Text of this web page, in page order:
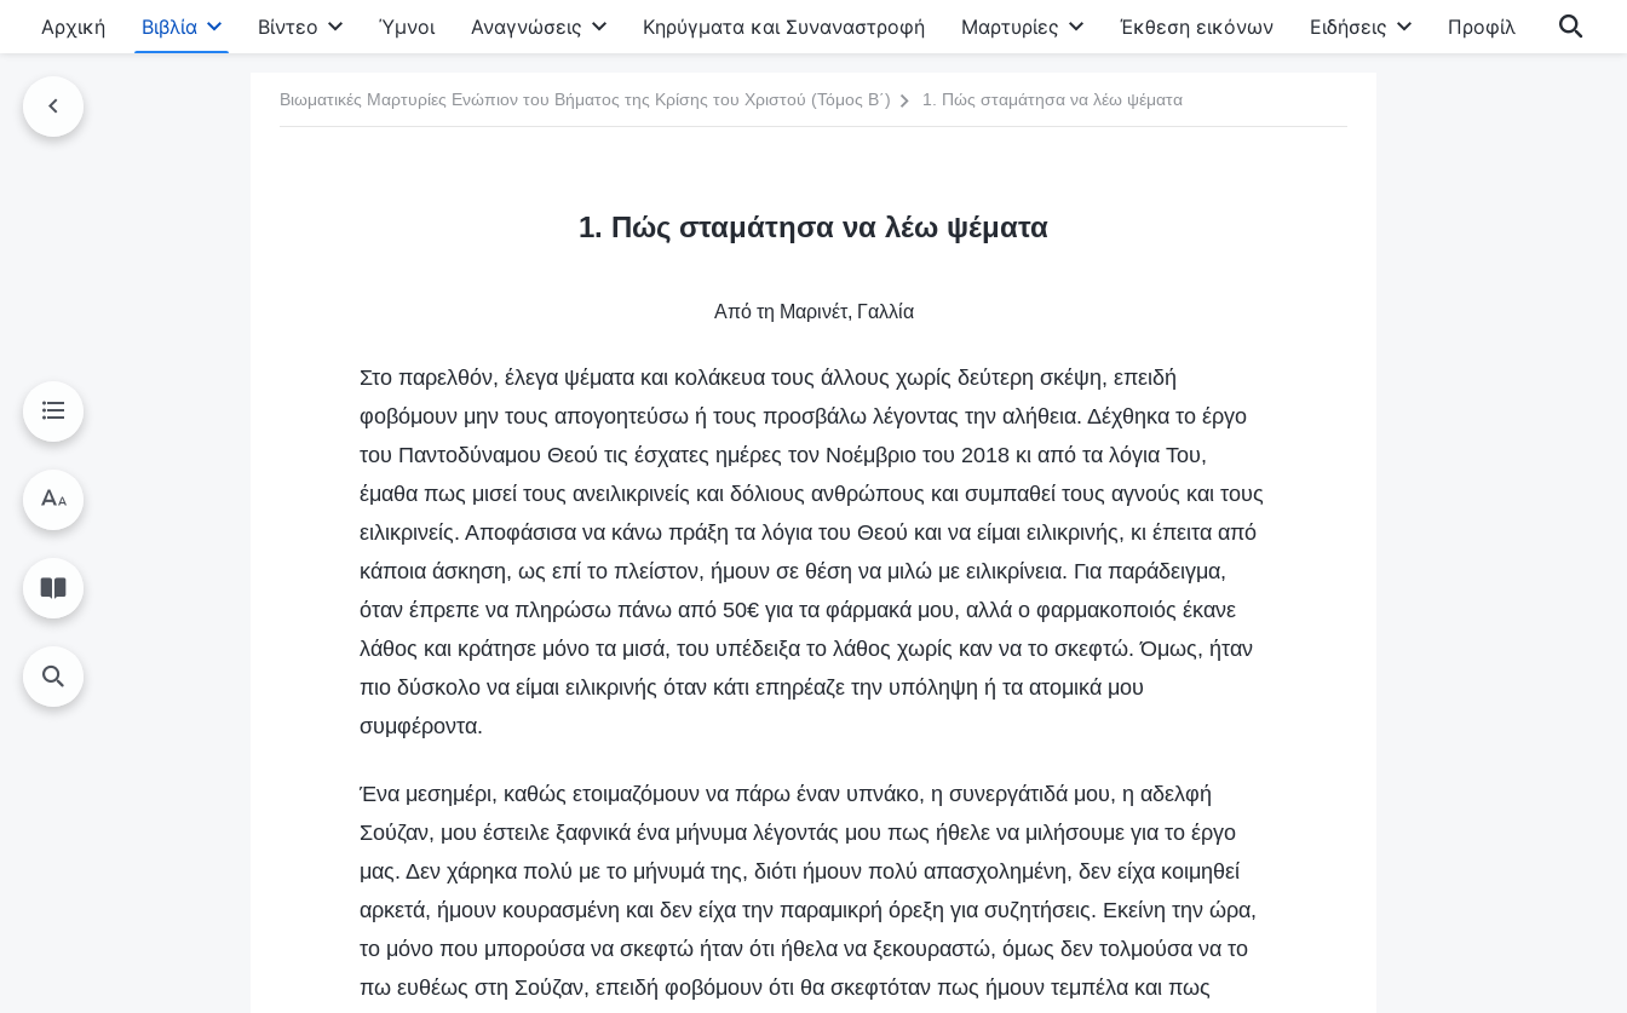
Αρχική Βιβλία Βίντεο Ύμνοι Αναγνώσεις Κηρύγματα και Συναναστροφή Μαρτυρίες Έκθεση εικόνων Ειδήσεις Προφίλ
Βιωματικές Μαρτυρίες Ενώπιον του Βήματος της Κρίσης του Χριστού (Τόμος Β΄) 1. Πώς σταμάτησα να λέω ψέματα
1. Πώς σταμάτησα να λέω ψέματα
Από τη Μαρινέτ, Γαλλία
Στο παρελθόν, έλεγα ψέματα και κολάκευα τους άλλους χωρίς δεύτερη σκέψη, επειδή
φοβόμουν μην τους απογοητεύσω ή τους προσβάλω λέγοντας την αλήθεια. Δέχθηκα το έργο
του Παντοδύναμου Θεού τις έσχατες ημέρες τον Νοέμβριο του 2018 κι από τα λόγια Του,
έμαθα πως μισεί τους ανειλικρινείς και δόλιους ανθρώπους και συμπαθεί τους αγνούς και τους
ειλικρινείς. Αποφάσισα να κάνω πράξη τα λόγια του Θεού και να είμαι ειλικρινής, κι έπειτα από
κάποια άσκηση, ως επί το πλείστον, ήμουν σε θέση να μιλώ με ειλικρίνεια. Για παράδειγμα,
όταν έπρεπε να πληρώσω πάνω από 50€ για τα φάρμακά μου, αλλά ο φαρμακοποιός έκανε
λάθος και κράτησε μόνο τα μισά, του υπέδειξα το λάθος χωρίς καν να το σκεφτώ. Όμως, ήταν
πιο δύσκολο να είμαι ειλικρινής όταν κάτι επηρέαζε την υπόληψη ή τα ατομικά μου
συμφέροντα.
Ένα μεσημέρι, καθώς ετοιμαζόμουν να πάρω έναν υπνάκο, η συνεργάτιδά μου, η αδελφή
Σούζαν, μου έστειλε ξαφνικά ένα μήνυμα λέγοντάς μου πως ήθελε να μιλήσουμε για το έργο
μας. Δεν χάρηκα πολύ με το μήνυμά της, διότι ήμουν πολύ απασχολημένη, δεν είχα κοιμηθεί
αρκετά, ήμουν κουρασμένη και δεν είχα την παραμικρή όρεξη για συζητήσεις. Εκείνη την ώρα,
το μόνο που μπορούσα να σκεφτώ ήταν ότι ήθελα να ξεκουραστώ, όμως δεν τολμούσα να το
πω ευθέως στη Σούζαν, επειδή φοβόμουν ότι θα σκεφτόταν πως ήμουν τεμπέλα και πως